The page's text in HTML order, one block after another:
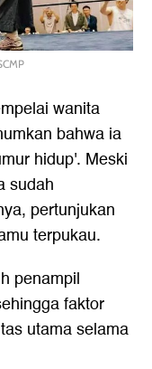
wanita
bahwa ia
hidup'. Meski
sudah
pertunjukan
terpukau.
penampil
faktor
utama selama